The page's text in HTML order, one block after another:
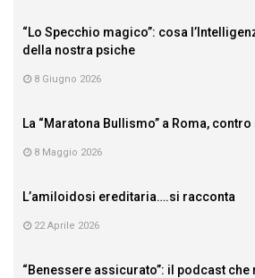
“Lo Specchio magico”: cosa
della nostra psiche
8 Giugno 2026
La “Maratona Bullismo” a Roma,
8 Maggio 2026
L’amiloidosi ereditaria….si racconta
22 Aprile 2026
“Benessere assicurato”: il podcast